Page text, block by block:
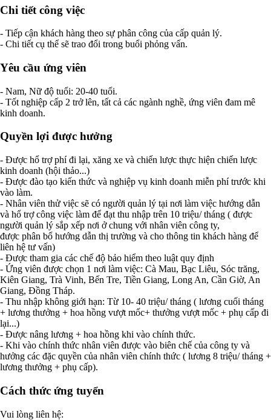
Chi tiết công việc
- Tiếp cận khách hàng theo sự phân công của cấp quản lý.
- Chi tiết cụ thể sẽ trao đổi trong buổi phỏng vấn.
Yêu cầu ứng viên
- Nam, Nữ độ tuổi: 20-40 tuổi.
- Tốt nghiệp cấp 2 trở lên, tất cả các ngành nghề, ứng viên đam mê
kinh doanh.
Quyền lợi được hưởng
- Được hổ trợ phí đi lại, xăng xe và chiến lược thực hiện chiến lược
kinh doanh (hội thảo...)
- Được đào tạo kiến thức và nghiệp vụ kinh doanh miễn phí trước khi
vào làm.
- Nhân viên thử việc sẽ có người quản lý tại nơi làm việc hướng dẫn
và hổ trợ công việc làm để đạt thu nhập trên 10 triệu/ tháng ( được
người quản lý sắp xếp nơi ở chung với nhân viên công ty,
được phân bổ hướng dẫn thị trường và cho thông tin khách hàng để
liên hệ tư vấn)
- Được tham gia các chế độ bảo hiểm theo luật quy định
- Ứng viên được chọn 1 nơi làm việc: Cà Mau, Bạc Liêu, Sóc trăng,
Kiên Giang, Trà Vinh, Bến Tre, Tiền Giang, Long An, Cần Giờ, An
Giang, Đồng Tháp.
- Thu nhập không giới hạn: Từ 10- 40 triệu/ tháng ( lương cuối tháng
+ lương thưởng + hoa hồng vượt mốc+ thưởng vượt mốc + phụ cấp đi
lại...)
- Được nâng lương + hoa hồng khi vào chính thức.
- Khi vào chính thức nhân viên được vào biên chế của công ty và
hưởng các đặc quyền của nhân viên chính thức ( lương 8 triệu/ tháng +
lương thưởng + phụ cấp).
Cách thức ứng tuyển
Vui lòng liên hệ: